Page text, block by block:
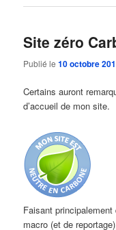
Site zéro
Publié le10 octobre
Certains auront
d’accueil de mon site.
Faisant
macro (et de